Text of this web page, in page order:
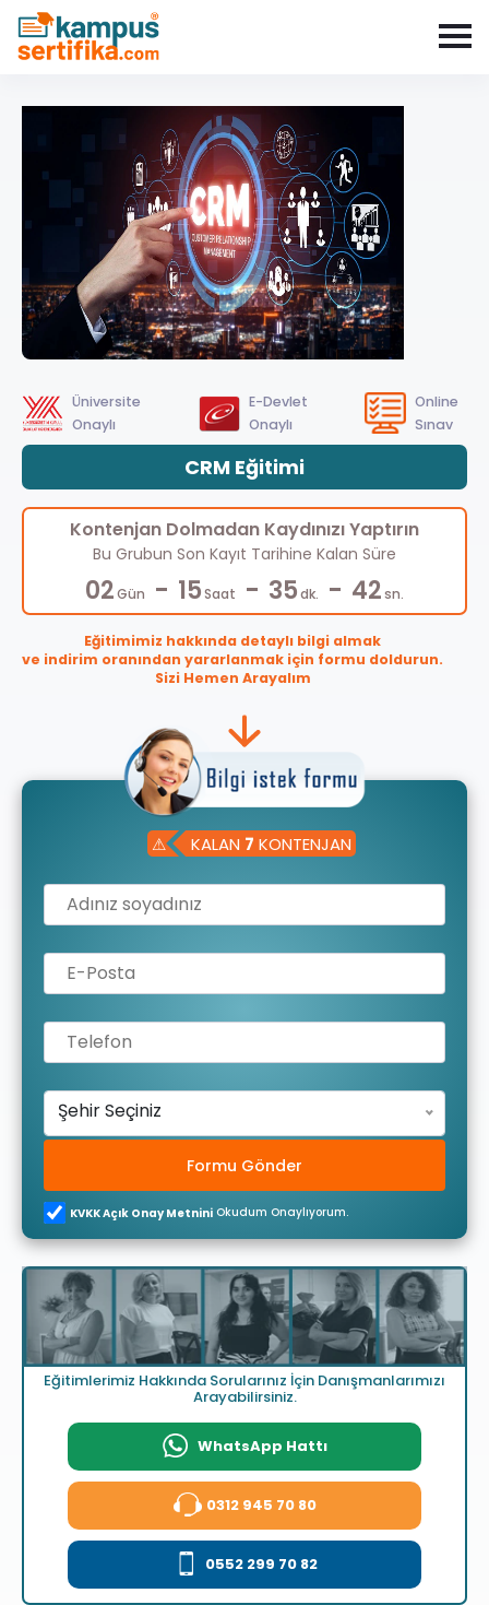
Üniversite
Onaylı
E-Devlet
Onaylı
Online
Sınav
CRM Eğitimi
Kontenjan Dolmadan Kaydınızı Yaptırın
Bu Grubun Son Kayıt Tarihine Kalan Süre
02Gün - 15Saat - 35dk. - 42sn.
Eğitimimiz hakkında detaylı bilgi almak
ve indirim oranından yararlanmak için formu doldurun.
Sizi Hemen Arayalım
⚠ KALAN 7 KONTENJAN
Şehir Seçiniz
Formu Gönder
KVKK Açık Onay Metnini Okudum Onaylıyorum.
Eğitimlerimiz Hakkında Sorularınız İçin Danışmanlarımızı
Arayabilirsiniz.
WhatsApp Hattı
0312 945 70 80
0552 299 70 82